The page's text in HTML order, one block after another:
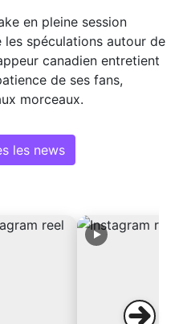
en pleine session
les spéculations autour de
canadien entretient
de ses fans,
morceaux.
les news